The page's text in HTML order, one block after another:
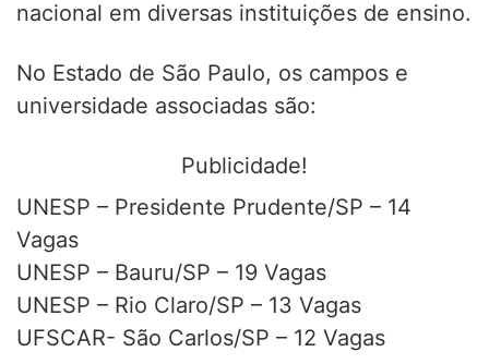
nacional em diversas instituições de ensino.
No Estado de São Paulo, os campos e
universidade associadas são:
Publicidade!
UNESP – Presidente Prudente/SP – 14
Vagas
UNESP – Bauru/SP – 19 Vagas
UNESP – Rio Claro/SP – 13 Vagas
UFSCAR- São Carlos/SP – 12 Vagas